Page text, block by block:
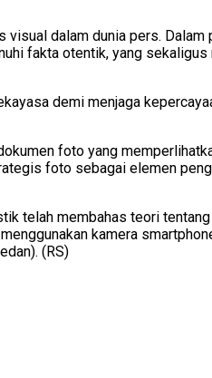
dalam dunia pers. Dalam
fakta otentik, yang
demi menjaga
foto yang
foto sebagai elemen
telah membahas teori
kamera
(RS)